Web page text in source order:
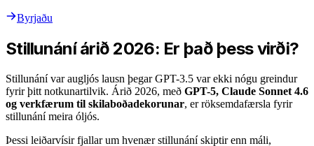
Byrjaðu
Stillunání árið 2026: Er það þess virði?
Stillunání var augljós lausn þegar GPT-3.5 var ekki nógu greindur
fyrir þitt notkunartilvik. Árið 2026, með GPT-5, Claude Sonnet 4.6
og verkfærum til skilaboðadekorunar, er röksemdafærsla fyrir
stillunání meira óljós.
Þessi leiðarvísir fjallar um hvenær stillunání skiptir enn máli,